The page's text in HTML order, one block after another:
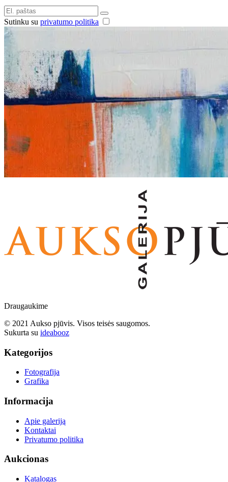
Sutinku su privatumo politika
Draugaukime
© 2021 Aukso pjūvis. Visos teisės saugomos.
Sukurta su ideabooz
Kategorijos
Fotografija
Grafika
Informacija
Apie galeriją
Kontaktai
Privatumo politika
Aukcionas
Katalogas